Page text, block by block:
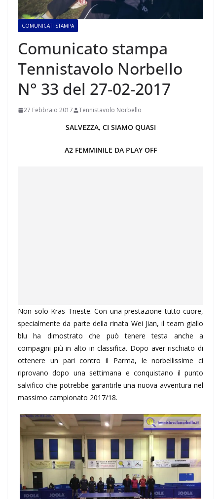
COMUNICATI STAMPA
Comunicato stampa
Tennistavolo Norbello
N° 33 del 27-02-2017
27 Febbraio 2017 Tennistavolo Norbello
SALVEZZA, CI SIAMO QUASI
A2 FEMMINILE DA PLAY OFF
Non solo Kras Trieste. Con una prestazione tutto cuore,
specialmente da parte della rinata Wei Jian, il team giallo
blu ha dimostrato che può tenere testa anche a
compagini più in alto in classifica. Dopo aver rischiato di
ottenere un pari contro il Parma, le norbellissime ci
riprovano dopo una settimana e conquistano il punto
salvifico che potrebbe garantirle una nuova avventura nel
massimo campionato 2017/18.